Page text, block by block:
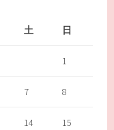
土 日
1
7 8
14 15